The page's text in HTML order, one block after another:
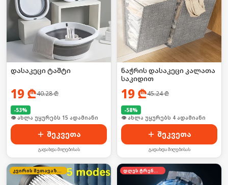
დასაკეცი ტაშტი
19 ₾40.28₾
-53%
👁 ახლა უყურებს 15 ადამიანი
შეკვეთა
გადახდა მიღებისას
ნაჭრის დასაკეცი კალათა
საკიდით
19 ₾45.24₾
-58%
👁 ახლა უყურებს 4 ადამიანი
შეკვეთა
გადახდა მიღებისას
კვირის შეთავაზება დღეს ტრენდში